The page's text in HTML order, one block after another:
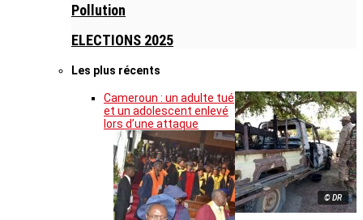
Pollution
ELECTIONS 2025
Les plus récents
© DR
Cameroun : un adulte tué
et un adolescent enlevé
lors d’une attaque